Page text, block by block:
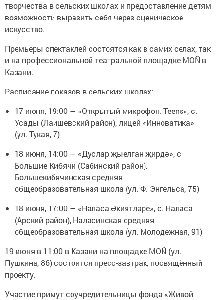
творчества в сельских школах и предоставление детям
возможности выразить себя через сценическое
искусство.
Премьеры спектаклей состоятся как в самих селах, так
и на профессиональной театральной площадке MOÑ в
Казани.
Расписание показов в сельских школах:
17 июня, 19:00 — «Открытый микрофон. Teens», с.
Усады (Лаишевский район), лицей «Инноватика»
(ул. Тукая, 7)
18 июня, 14:00 — «Дуслар җыелган җирдә», с.
Большие Кибячи (Сабинский район),
Большекибячинская средняя
общеобразовательная школа (ул. Ф. Энгельса, 75)
18 июня, 17:00 — «Наласа Әкиятләре», с. Наласа
(Арский район), Наласинская средняя
общеобразовательная школа (ул. Молодежная, 91)
19 июня в 11:00 в Казани на площадке MOÑ (ул.
Пушкина, 86) состоится пресс-завтрак, посвящённый
проекту.
Участие примут соучредительницы фонда «Живой